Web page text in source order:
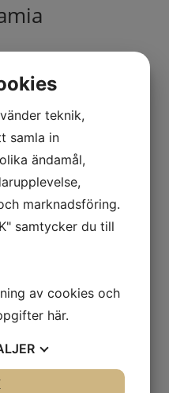
teknik,
samla in
ändamål,
marknadsföring.
samtycker du till
av cookies och
här.